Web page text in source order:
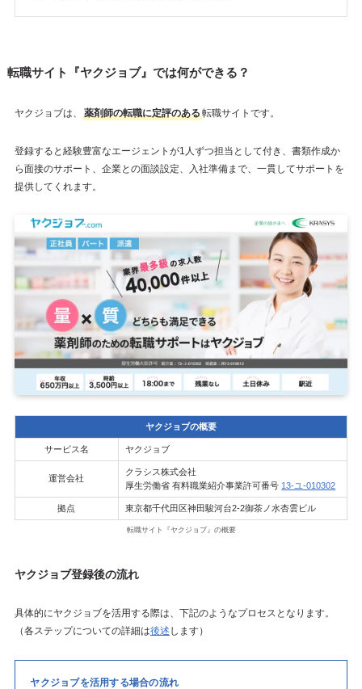
転職サイト『ヤクジョブ』では何ができる？
ヤクジョブは、 薬剤師の転職に定評のある転職サイトです。
登録すると経験豊富なエージェントが1人ずつ担当として付き、書類作成か
ら面接のサポート、企業との面談設定、入社準備まで、一貫してサポートを
提供してくれます。
ヤクジョブの概要
サービス名 ヤクジョブ
運営会社
クラシス株式会社
厚生労働省 有料職業紹介事業許可番号 13-ユ-010302
拠点 東京都千代田区神田駿河台2-2御茶ノ水杏雲ビル
転職サイト『ヤクジョブ』の概要
ヤクジョブ登録後の流れ
具体的にヤクジョブを活用する際は、下記のようなプロセスとなります。
（各ステップについての詳細は後述 します）
ヤクジョブを活用する場合の流れ